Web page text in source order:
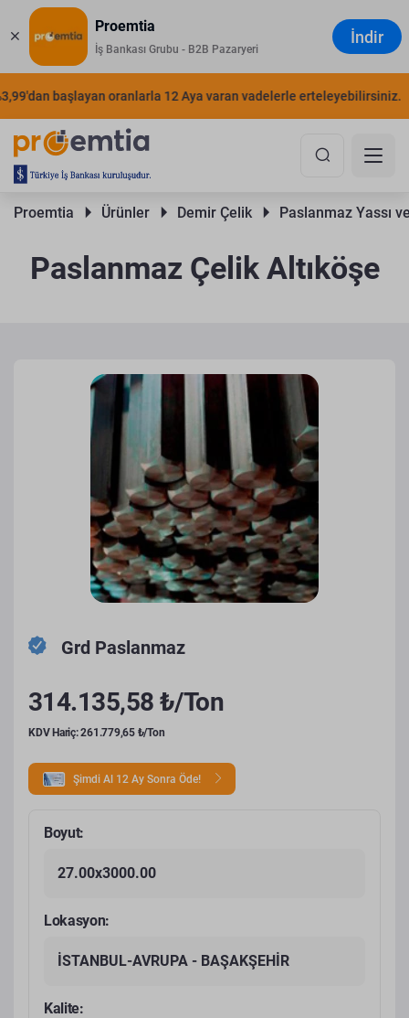
Proemtia
İş Bankası Grubu - B2B Pazaryeri
İndir
başlayan oranlarla 12 Aya varan vadelerle erteleyebilirsiniz.
Proemtia Ürünler Demir Çelik Paslanmaz Yassı
Paslanmaz Çelik Altıköşe
Grd Paslanmaz
314.135,58 ₺/Ton
KDV Hariç: 261.779,65 ₺/Ton
Şimdi Al 12 Ay Sonra Öde!
Boyut:
27.00x3000.00
Lokasyon:
İSTANBUL-AVRUPA - BAŞAKŞEHİR
Kalite: